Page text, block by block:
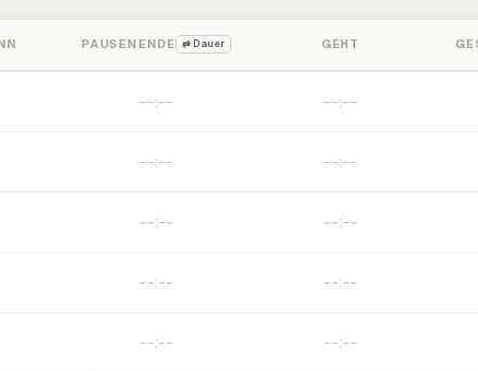
PAUSENENDE ⇄ Dauer GEHT